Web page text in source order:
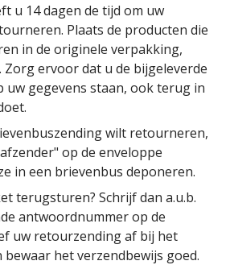
u 14 dagen de tijd om uw
Plaats de producten die
in de originele verpakking,
Zorg ervoor dat u de bijgeleverde
uw gegevens staan, ook terug in
wilt retourneren,
op de enveloppe
in een brievenbus deponeren.
terugsturen? Schrijf dan a.u.b.
antwoordnummer op de
uw retourzending af bij het
het verzendbewijs goed.